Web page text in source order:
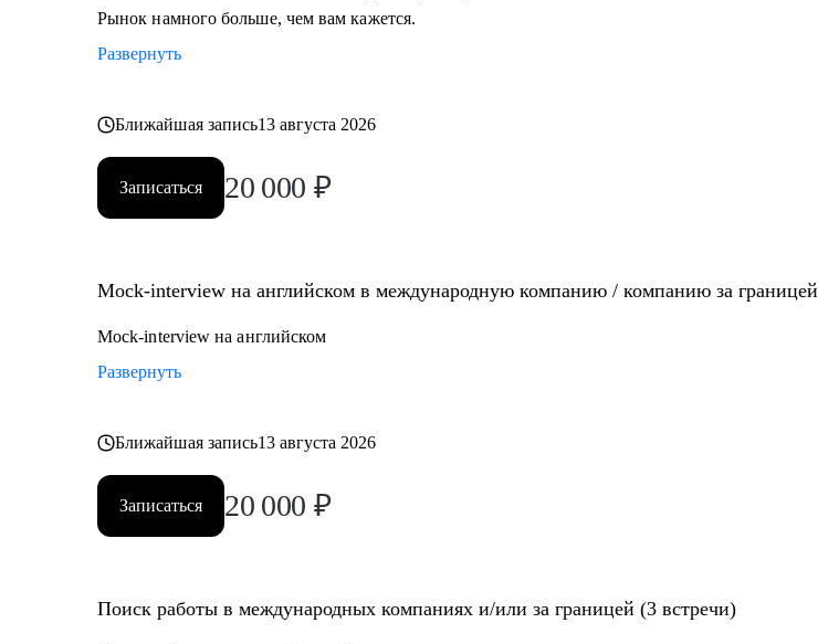
Рынок намного больше, чем вам кажется.
Развернуть
Ближайшая запись13 августа 2026
Записаться 20 000 ₽
Mock-interview на английском в международную компанию / компанию за границей
Mock-interview на английском
Развернуть
Ближайшая запись13 августа 2026
Записаться 20 000 ₽
Поиск работы в международных компаниях и/или за границей (3 встречи)